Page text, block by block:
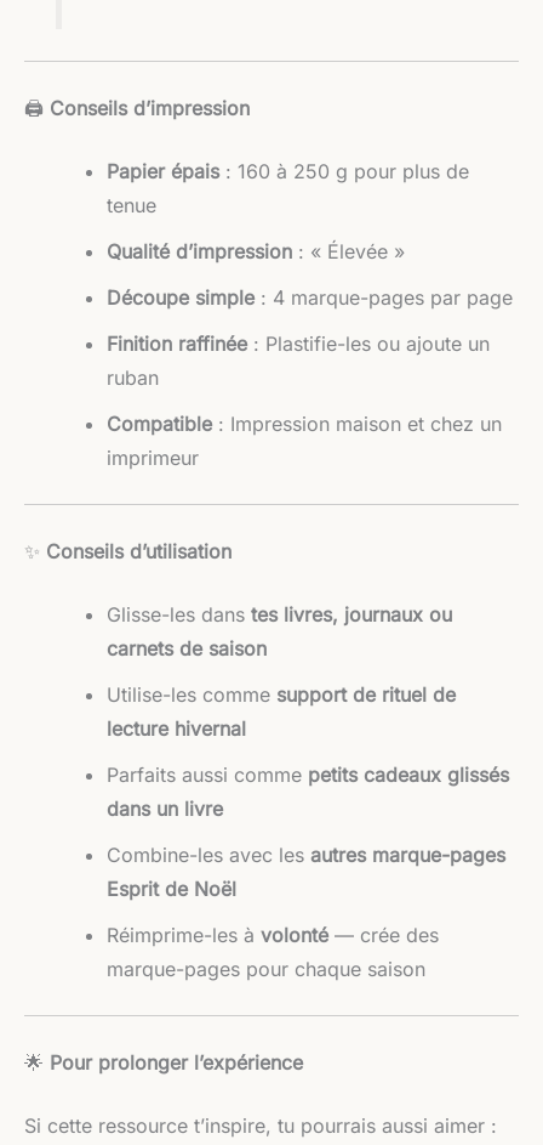
🖨️ Conseils d’impression
Papier épais: 160 à 250 g pour plus de
tenue
Qualité d’impression : « Élevée »
Découpe simple: 4 marque-pages par page
Finition raffinée: Plastifie-les ou ajoute un
ruban
Compatible: Impression maison et chez un
imprimeur
✨ Conseils d’utilisation
Glisse-les dans tes livres, journaux ou
carnets de saison
Utilise-les comme support de rituel de
lecture hivernal
Parfaits aussi comme petits cadeaux glissés
dans un livre
Combine-les avec les autres marque-pages
Esprit de Noël
Réimprime-les à volonté— crée des
marque-pages pour chaque saison
🌟 Pour prolonger l’expérience
Si cette ressource t’inspire, tu pourrais aussi aimer :